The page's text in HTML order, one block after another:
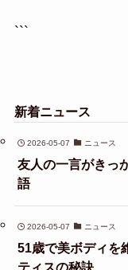
```
新着ニュース
2026-05-07 ニュース
友人の一言がきっ
語
2026-05-07 ニュース
51歳で美ボディを
ティスの秘訣